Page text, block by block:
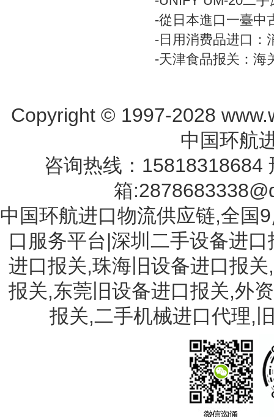
-從日本進口一臺中
-日用消费品进口：
-天津食品报关：海
Copyright © 1997-2028
中国环航
咨询热线：15818318684
箱
中国环航进口物流供应链,全国
口服务平台|深圳二手设备进
进口报关,珠海旧设备进口报
报关,东莞旧设备进口报关,外
报关,二手机械进口代理,